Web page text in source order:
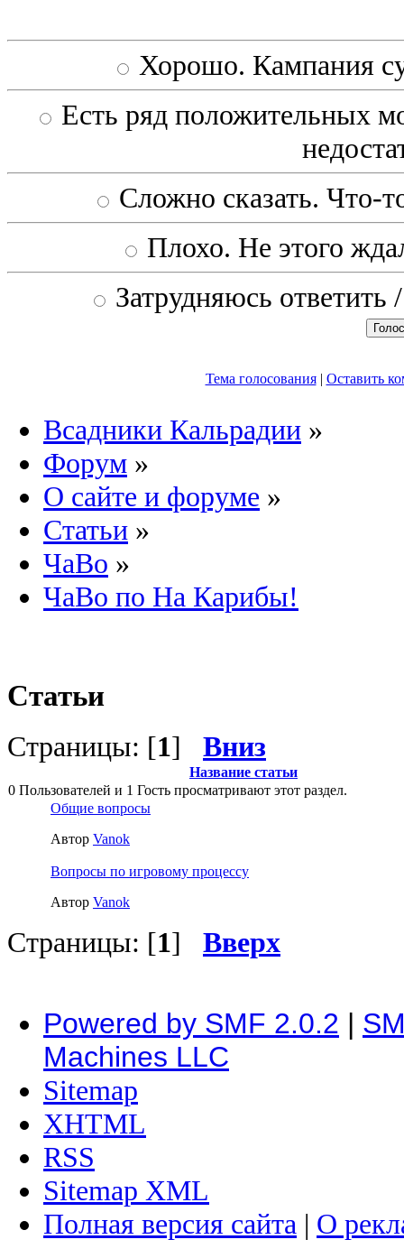
Хорошо. Кампания
Есть ряд положительных
Сложно сказать. Что-
Плохо. Не этого
Затрудняюсь
Тема голосования| Оставить
Всадники Кальрадии »
Форум »
О сайте и форуме »
Статьи »
ЧаВо »
ЧаВо по На Карибы!
Статьи
Страницы: [1] Вниз
Название статьи
0 Пользователей и 1 Гость просматривают этот раздел.
Общие вопросы
Автор Vanok
Вопросы по игровому процессу
Автор Vanok
Страницы: [1] Вверх
Powered by SMF 2.0.2 |
Machines LLC
Sitemap
XHTML
RSS
Sitemap XML
Полная версия сайта | О